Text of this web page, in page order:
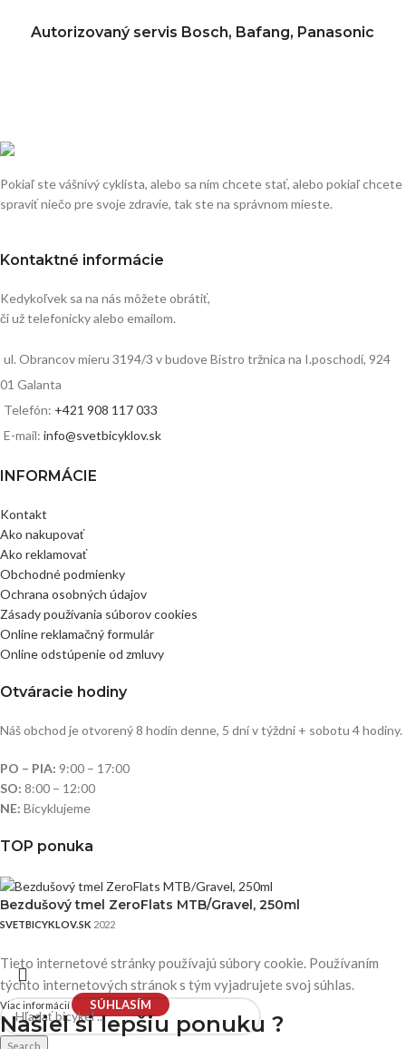
Autorizovaný servis Bosch, Bafang, Panasonic
Pokiaľ ste vášnivý cyklista, alebo sa ním chcete stať, alebo pokiaľ chcete
spraviť niečo pre svoje zdravie, tak ste na správnom mieste.
Kontaktné informácie
Kedykoľvek sa na nás môžete obrátiť,
či už telefonicky alebo emailom.
ul. Obrancov mieru 3194/3 v budove Bistro tržnica na I.poschodí, 924
01 Galanta
Telefón: +421 908 117 033
E-mail: info@svetbicyklov.sk
INFORMÁCIE
Kontakt
Ako nakupovať
Ako reklamovať
Obchodné podmienky
Ochrana osobných údajov
Zásady používania súborov cookies
Online reklamačný formulár
Online odstúpenie od zmluvy
Otváracie hodiny
Náš obchod je otvorený 8 hodín denne, 5 dní v týždni + sobotu 4 hodiny.
PO – PIA: 9:00 – 17:00
SO: 8:00 – 12:00
NE: Bicyklujeme
TOP ponuka
Bezdušový tmel ZeroFlats MTB/Gravel, 250ml
SVETBICYKLOV.SK 2022
Search
Tieto internetové stránky používajú súbory cookie. Používaním
týchto internetových stránok s tým vyjadrujete svoj súhlas.
Viac informácií SÚHLASÍM
Našiel silepšiu ponuku ?